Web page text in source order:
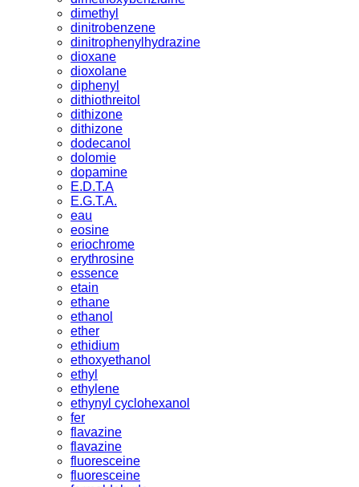
dimethyl
dinitrobenzene
dinitrophenylhydrazine
dioxane
dioxolane
diphenyl
dithiothreitol
dithizone
dithizone
dodecanol
dolomie
dopamine
E.D.T.A
E.G.T.A.
eau
eosine
eriochrome
erythrosine
essence
etain
ethane
ethanol
ether
ethidium
ethoxyethanol
ethyl
ethylene
ethynyl cyclohexanol
fer
flavazine
flavazine
fluoresceine
fluoresceine